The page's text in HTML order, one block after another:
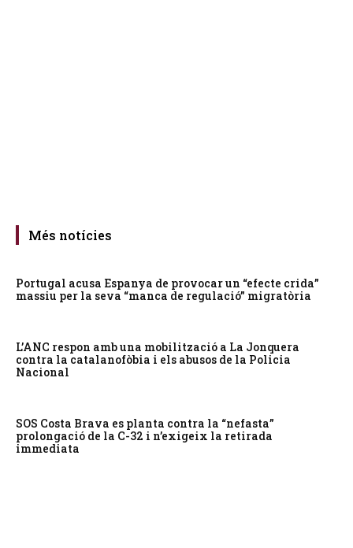
Més notícies
Portugal acusa Espanya de provocar un “efecte crida”
massiu per la seva “manca de regulació” migratòria
L’ANC respon amb una mobilització a La Jonquera
contra la catalanofòbia i els abusos de la Policia
Nacional
SOS Costa Brava es planta contra la “nefasta”
prolongació de la C-32 i n’exigeix la retirada
immediata